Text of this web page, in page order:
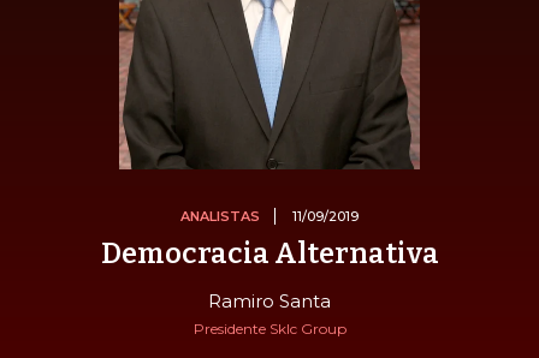
ANALISTAS 11/09/2019
Democracia Alternativa
Ramiro Santa
Presidente Sklc Group